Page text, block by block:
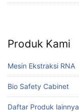
Produk Kami
Mesin Ekstraksi RNA
Bio Safety Cabinet
Daftar Produk lainnya